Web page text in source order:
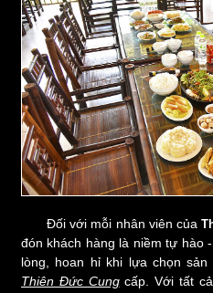
Đối với mỗi nhân viên của
đón khách hàng là niềm tự hào
lòng, hoan hỉ khi lựa chọn
Thiên Đức Cungcấp. Với tất